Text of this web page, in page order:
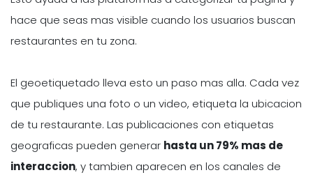
hace que seas mas visible cuando los usuarios buscan
restaurantes en tu zona.
El geoetiquetado lleva esto un paso mas alla. Cada vez
que publiques una foto o un video, etiqueta la ubicacion
de tu restaurante. Las publicaciones con etiquetas
geograficas pueden generar hasta un 79% mas de
interaccion, y tambien aparecen en los canales de